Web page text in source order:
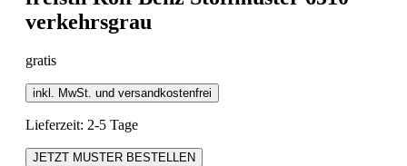
verkehrsgrau
gratis
inkl. MwSt. und versandkostenfrei
Lieferzeit: 2-5 Tage
JETZT MUSTER BESTELLEN